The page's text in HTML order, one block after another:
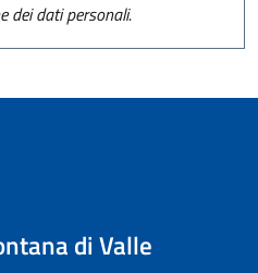
dei dati personali.
di Valle